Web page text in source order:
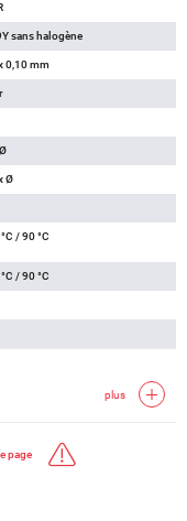
sans halogène
0,10 mm
Ø
/ 90 °C
/ 90 °C
plus
page